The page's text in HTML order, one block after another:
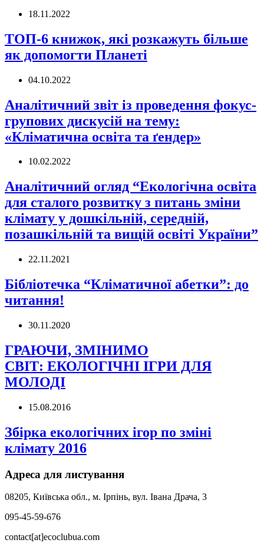
18.11.2022
ТОП-6 книжок, які розкажуть більше
як допомогти Планеті
04.10.2022
Аналітичний звіт із проведення фокус-
групових дискусій на тему:
«Кліматична освіта та ґендер»
10.02.2022
Аналітичний огляд “Екологічна освіта
для сталого розвитку з питань зміни
клімату у дошкільній, середній,
позашкільній та вищій освіті України”
22.11.2021
Бібліотечка “Кліматичної абетки”: до
читання!
30.11.2020
ГРАЮЧИ, ЗМІНИМО
СВІТ: ЕКОЛОГІЧНІ ІГРИ ДЛЯ
МОЛОДІ
15.08.2016
Збірка екологічних ігор по зміні
клімату 2016
Адреса для листування
08205, Київська обл., м. Ірпінь, вул. Івана Драча, 3
095-45-59-676
contact[at]ecoclubua.com